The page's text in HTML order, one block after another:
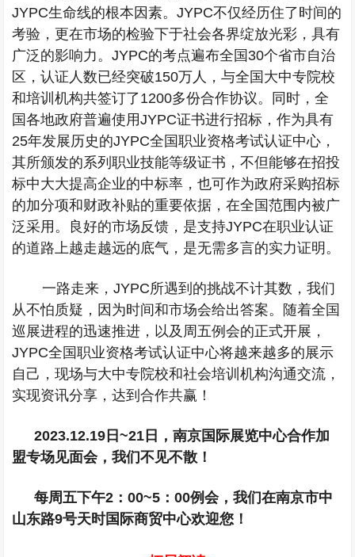
JYPC生命线的根本因素。JYPC不仅经历住了时间的
考验，更在市场的检验下于社会各界绽放光彩，具有
广泛的影响力。JYPC的考点遍布全国 30个省市自治
区，认证人数已经突破150万人，与全国大中专院校
和培训机构共签订了1200多份合作协议。同时，全
国各地政府普遍使用JYPC证书进行招标，作为具有
25年发展历史的JYPC全国职业资格考试认证中心，
其所颁发的系列职业技能等级证书，不但能够在招投
标中大大提高企业的中标率，也可作为政府采购招标
的加分项和财政补贴的重要依据，在全国范围内被广
泛采用。良好的市场反馈，是支持JYPC在职业认证
的道路上越走越远的底气，是无需多言的实力证明。
一路走来，JYPC所遇到的挑战不计其数，我们
从不怕质疑，因为时间和市场会给出答案。随着全国
巡展进程的迅速推进，以及周五例会的正式开展，
JYPC全国职业资格考试认证中心将越来越多的展示
自己，现场与大中专院校和社会培训机构沟通交流，
实现资讯分享，达到合作共赢！
2023.12.19 日~21 日，南京国际展览中心合作加
盟专场见面会，我们不见不散！
每周五下午2 ：00~5 ：00例会，我们在南京市中
山东路9号天时国际商贸中心欢迎您！